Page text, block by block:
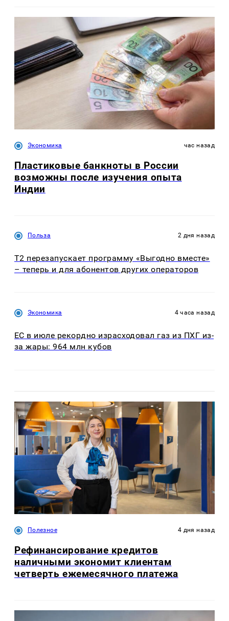
Экономика час назад
Пластиковые банкноты в России
возможны после изучения опыта
Индии
Польза 2 дня назад
Т2 перезапускает программу «Выгодно вместе»
– теперь и для абонентов других операторов
Экономика 4 часа назад
ЕС в июле рекордно израсходовал газ из ПХГ из-
за жары: 964 млн кубов
Полезное 4 дня назад
Рефинансирование кредитов
наличными экономит клиентам
четверть ежемесячного платежа